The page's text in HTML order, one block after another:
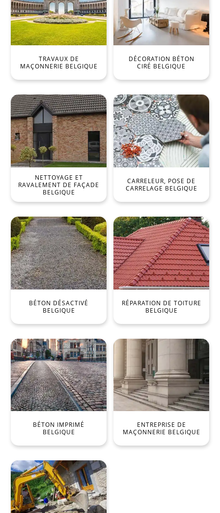
TRAVAUX DE
MAÇONNERIE BELGIQUE
DÉCORATION BÉTON
CIRÉ BELGIQUE
NETTOYAGE ET
RAVALEMENT DE FAÇADE
BELGIQUE
CARRELEUR, POSE DE
CARRELAGE BELGIQUE
BÉTON DÉSACTIVÉ
BELGIQUE
RÉPARATION DE TOITURE
BELGIQUE
BÉTON IMPRIMÉ
BELGIQUE
ENTREPRISE DE
MAÇONNERIE BELGIQUE